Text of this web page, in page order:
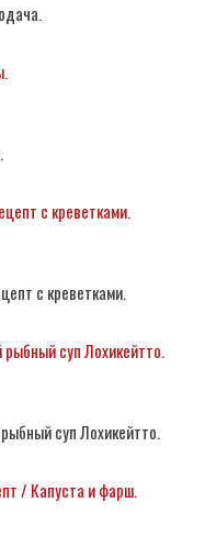
с креветками.
с креветками.
суп Лохикейтто.
суп Лохикейтто.
/ Капуста и фарш.